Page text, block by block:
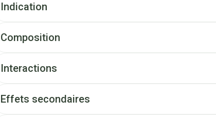
Indication
Composition
Interactions
Effets secondaires